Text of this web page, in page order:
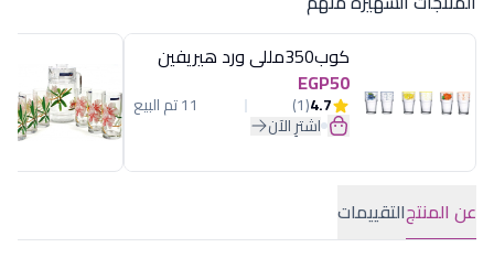
كوب350مللى ورد هيريفين
EGP50
4.7
(1) 11 تم البيع
اشترِ الآن
عن المنتجالتقييمات